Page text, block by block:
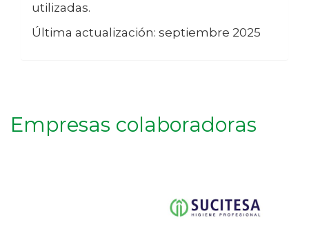
utilizadas.
Última actualización: septiembre 2025
Empresas colaboradoras